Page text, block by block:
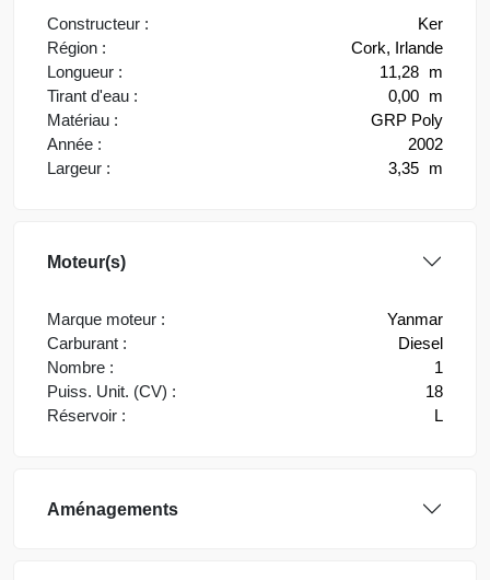
Constructeur :
Ker
Région :
Cork, Irlande
Longueur :
11,28 m
Tirant d'eau :
0,00 m
Matériau :
GRP Poly
Année :
2002
Largeur :
3,35 m
Moteur(s)
Marque moteur :
Yanmar
Carburant :
Diesel
Nombre :
1
Puiss. Unit. (CV) :
18
Réservoir :
L
Aménagements